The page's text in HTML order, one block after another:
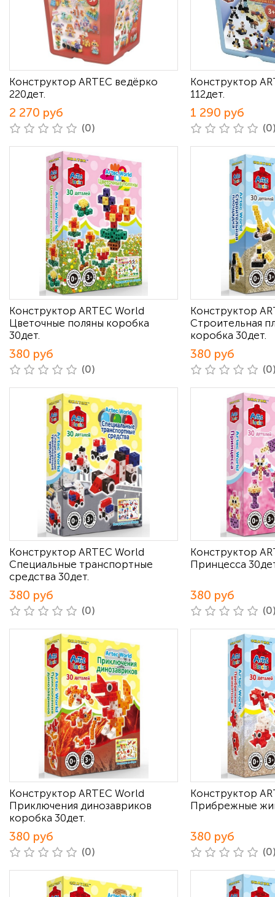
Конструктор ARTEC ведёрко
220дет.
2 270 руб
(0)
Конструктор
112дет.
1 290 руб
Конструктор ARTEC World
Цветочные поляны коробка
30дет.
380 руб
(0)
Конструктор
Строительная
коробка 30дет.
380 руб
Конструктор ARTEC World
Специальные транспортные
средства 30дет.
380 руб
(0)
Конструктор
Принцесса
380 руб
Конструктор ARTEC World
Приключения динозавриков
коробка 30дет.
380 руб
(0)
Конструктор
Прибрежные
380 руб